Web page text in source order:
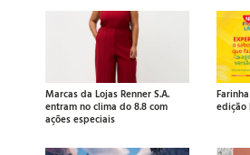
Marcas da Lojas Renner S.A.
entram no clima do 8.8 com
ações especiais
edição